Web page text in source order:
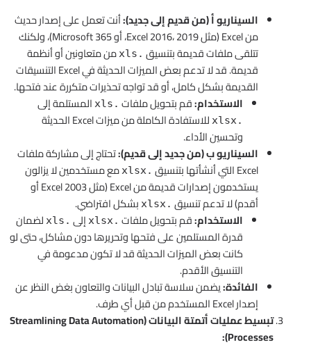
السيناريو أ (من قديم إلى جديد):أنت تعمل على إصدار حديث
من Excel (مثل Excel 2016، 2019، أو Microsoft 365)، ولكنك
تتلقى ملفات قديمة بتنسيق .xls
من متعاونين أو أنظمة
قديمة. قد لا تدعم بعض الميزات الحديثة في Excel التنسيقات
القديمة بشكل كامل، أو قد تواجه تحذيرات متكررة عند فتحها.
الاستخدام:قم بتحويل ملفات .xls المستلمة إلى
.xlsx
للاستفادة الكاملة من ميزات Excel الحديثة
وتحسين الأداء.
السيناريو ب (من جديد إلى قديم):تحتاج إلى مشاركة ملفات
Excel التي أنشأتها بتنسيق
.xlsx
مع مستخدمين لا يزالون
يستخدمون إصدارات قديمة من Excel (مثل Excel 2003 أو
أقدم) لا تدعم تنسيق .xlsx
بشكل افتراضي.
الاستخدام:قم بتحويل ملفات .xlsx إلى .xls
لضمان
قدرة المستلمين على فتحها وتحريرها دون مشاكل، حتى لو
كانت بعض الميزات الحديثة قد لا تكون مدعومة في
التنسيق الأقدم.
الفائدة:يضمن سلاسة تبادل البيانات والتعاون بغض النظر عن
إصدار Excel المستخدم من قبل أي طرف.
تبسيط عمليات أتمتة البيانات (Streamlining Data Automation
Processes):